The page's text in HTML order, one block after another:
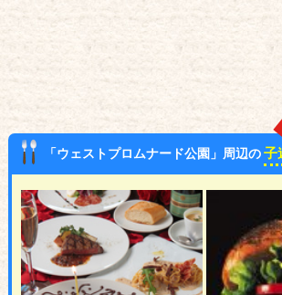
「ウェストプロムナード公園」周辺の子